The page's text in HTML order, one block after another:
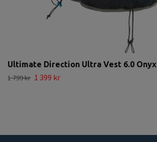
Ultimate Direction Ultra Vest 6.0 Onyx
1 799 kr 1 399 kr